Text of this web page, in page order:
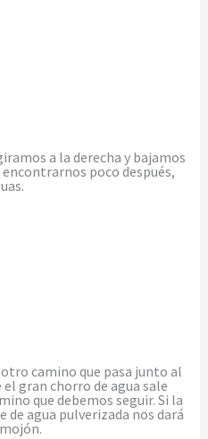
a la derecha y bajamos
poco después,
camino que pasa junto al
gran chorro de agua sale
que debemos seguir. Si la
de agua pulverizada nos dará